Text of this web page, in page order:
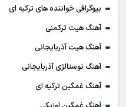
بیوگرافی خواننده های ترکیه ای
آهنگ هیت ترکمنی
آهنگ هیت آذربایجانی
آهنگ نوستالژی آذربایجانی
آهنگ غمگین ترکیه ای